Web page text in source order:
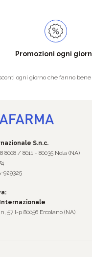
Promozioni ogni
ogni giorno che fanno bene
S.n.c.
8008 / 8011 - 80035 Nola (NA)
929325
57 l-p 80056 Ercolano (NA)